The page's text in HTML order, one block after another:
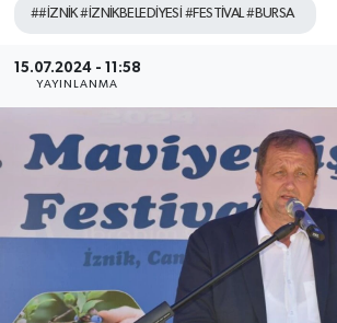
##İZNİK #İZNİKBELEDİYESİ #FESTİVAL #BURSA
15.07.2024 - 11:58
YAYINLANMA
Gündem
Magazin
Spor
Teknoloji
Son Dakika Haberleri
Haber Arşivi